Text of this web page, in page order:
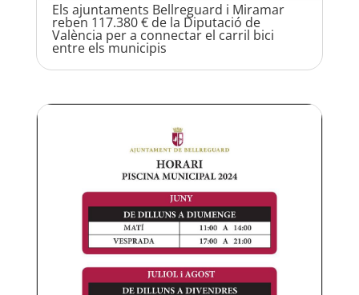
Els ajuntaments Bellreguard i Miramar
reben 117.380 € de la Diputació de
València per a connectar el carril bici
entre els municipis